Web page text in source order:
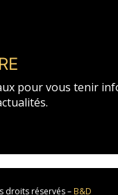
pour vous tenir
droits réservés – B&D